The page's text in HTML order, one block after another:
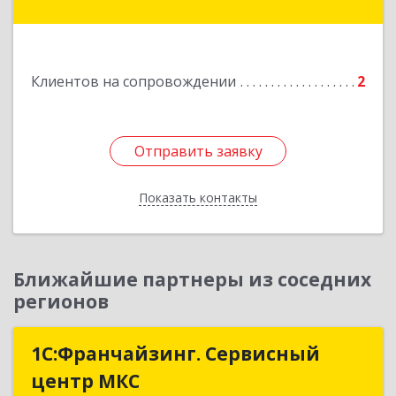
Клиентов на сопровождении 2
Отправить заявку
Показать контакты
Отправить заявку
Назад
Ближайшие партнеры из соседних
регионов
1С:Франчайзинг. Сервисный
центр МКС
1С:Франчайзинг. Сервисный